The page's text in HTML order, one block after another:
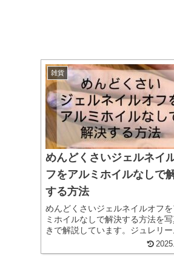
雑貨
めんどくさいジェルネイ
フをアルミホイルなしで
する方法
めんどくさいジェルネイルオフ
ミホイルなしで解決する方法を
きで解説しています。ジュレリー
バーを使った方法で、ズボラで
な人でも両手をいっぺんにジェ